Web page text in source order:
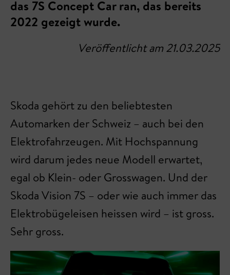
das 7S Concept Car ran, das bereits
2022 gezeigt wurde.
Veröffentlicht am 21.03.2025
Skoda gehört zu den beliebtesten
Automarken der Schweiz – auch bei den
Elektrofahrzeugen. Mit Hochspannung
wird darum jedes neue Modell erwartet,
egal ob Klein- oder Grosswagen. Und der
Skoda Vision 7S – oder wie auch immer das
Elektrobügeleisen heissen wird – ist gross.
Sehr gross.